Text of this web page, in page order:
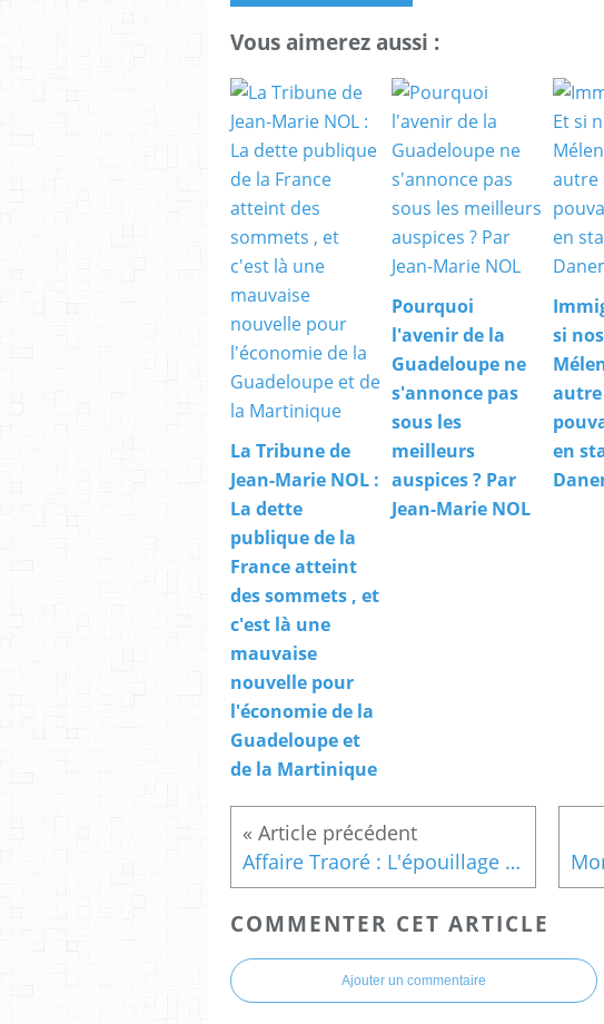
Vous aimerez aussi :
La Tribune de
Jean-Marie NOL :
La dette
publique de la
France atteint
des sommets , et
c'est là une
mauvaise
nouvelle pour
l'économie de la
Guadeloupe et
de la Martinique
Pourquoi
l'avenir de la
Guadeloupe ne
s'annonce pas
sous les
meilleurs
auspices ? Par
Jean-Marie NOL
si nos
en
Affaire Traoré : L'épouillage semble pouvoir être efficace.
COMMENTER CET ARTICLE
Ajouter un commentaire